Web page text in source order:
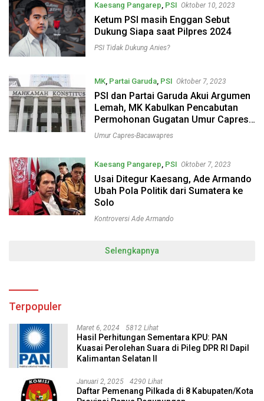
Kaesang Pangarep, PSI Oktober 10, 2023
Ketum PSI masih Enggan Sebut
Dukung Siapa saat Pilpres 2024
PSI Tidak Dukung Anies?
MK, Partai Garuda, PSI Oktober 7, 2023
PSI dan Partai Garuda Akui Argumen
Lemah, MK Kabulkan Pencabutan
Permohonan Gugatan Umur Capres-
Bacawapres
Umur Capres-Bacawapres
Kaesang Pangarep PSI Oktober 7, 2023
Usai Ditegur Kaesang, Ade Armando
Ubah Pola Politik dari Sumatera ke
Solo
Kontroversi Ade Armando
Selengkapnya
Terpopuler
Maret 6, 2024 5812 Lihat
Hasil Perhitungan Sementara KPU: PAN
Kuasai Perolehan Suara di Pileg DPR RI Dapil
Kalimantan Selatan II
Januari 2, 2025 4290 Lihat
Daftar Pemenang Pilkada di 8 Kabupaten/Kota